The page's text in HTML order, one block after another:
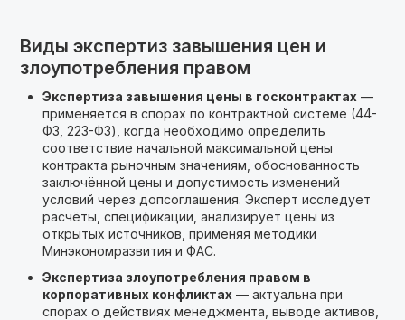
Виды экспертиз завышения цен и
злоупотребления правом
Экспертиза завышения цены в госконтрактах —
применяется в спорах по контрактной системе (44-
ФЗ, 223-ФЗ), когда необходимо определить
соответствие начальной максимальной цены
контракта рыночным значениям, обоснованность
заключённой цены и допустимость изменений
условий через допсоглашения. Эксперт исследует
расчёты, спецификации, анализирует цены из
открытых источников, применяя методики
Минэкономразвития и ФАС.
Экспертиза злоупотребления правом в
корпоративных конфликтах — актуальна при
спорах о действиях менеджмента, выводе активов,